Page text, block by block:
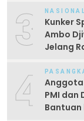
3 NASIONAL
Kunker
Ambo
Jelang
4
Anggota
PMI dan
Bantuan